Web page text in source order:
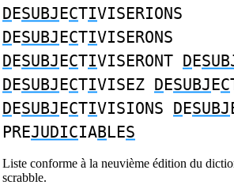
DESUBJECTIVISERIONS
DESUBJECTIVISERONS
DESUBJECTIVISERONT DE
DESUBJECTIVISEZ DESUBJEC
DESUBJECTIVISIONS DESUBJ
PREJUDICIABLES
Liste conforme à la neuvième édition du
scrabble.